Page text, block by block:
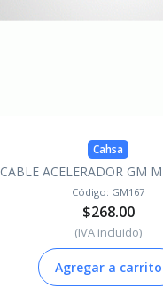
Cahsa
CABLE ACELERADOR GM
Código: GM167
$268.00
(IVA incluido)
Agregar a carrito